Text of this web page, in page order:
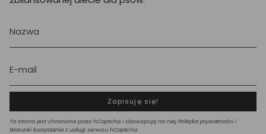
Zapisuję się!
Ta strona jest chroniona przez hCaptcha i obowiązują na niej Polityka prywatności i
Warunki korzystania z usługi serwisu hCaptcha.